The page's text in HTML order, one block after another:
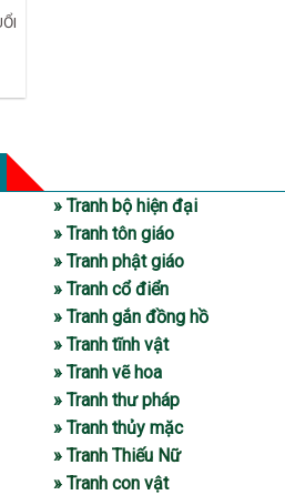
» Tranh bộ hiện đại
» Tranh tôn giáo
» Tranh phật giáo
» Tranh cổ điển
» Tranh gắn đồng hồ
» Tranh tĩnh vật
» Tranh vẽ hoa
» Tranh thư pháp
» Tranh thủy mặc
» Tranh Thiếu Nữ
» Tranh con vật